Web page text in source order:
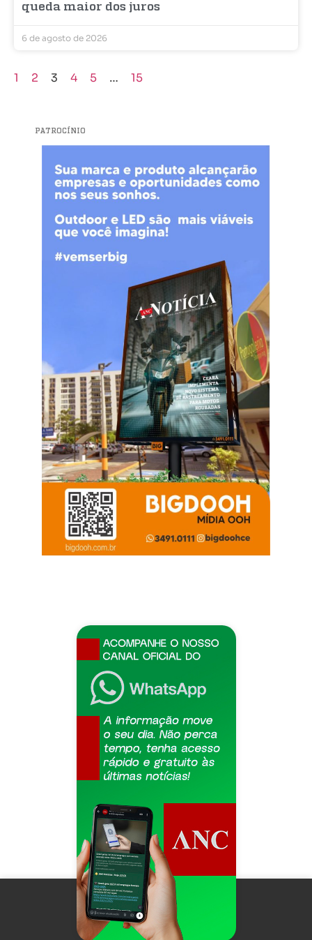
queda maior dos juros
6 de agosto de 2026
1 2 3 4 5 … 15
PATROCÍNIO